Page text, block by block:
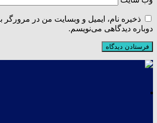
ذخیره نام، ایمیل و وبسایت من در مرورگر
دوباره دیدگاهی می‌نویسم.